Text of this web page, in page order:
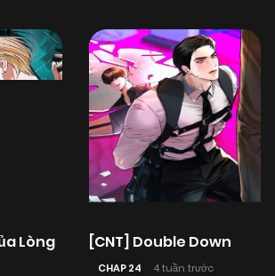
Lòng
[CNT] Double Down
CHAP 24 4 tuần trước